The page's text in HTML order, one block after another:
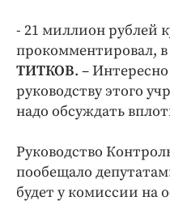
- 21 миллион рублей
прокомментировал, в
ТИТКОВ. –
руководству этого
надо обсуждать
Руководство
пообещало
будет у комиссии на